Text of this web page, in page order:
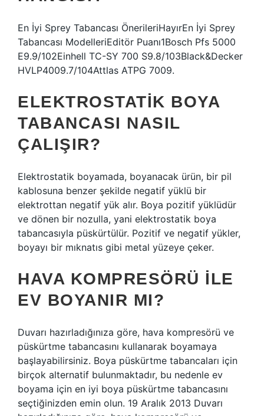
En İyi Sprey Tabancası ÖnerileriHayırEn İyi Sprey
Tabancası ModelleriEditör Puanı1Bosch Pfs 5000
E9.9/102Einhell TC-SY 700 S9.8/103Black&Decker
HVLP4009.7/104Attlas ATPG 7009.
ELEKTROSTATIK BOYA
TABANCASI NASIL
ÇALIŞIR?
Elektrostatik boyamada, boyanacak ürün, bir pil
kablosuna benzer şekilde negatif yüklü bir
elektrottan negatif yük alır. Boya pozitif yüklüdür
ve dönen bir nozulla, yani elektrostatik boya
tabancasıyla püskürtülür. Pozitif ve negatif yükler,
boyayı bir mıknatıs gibi metal yüzeye çeker.
HAVA KOMPRESÖRÜ ILE
EV BOYANIR MI?
Duvarı hazırladığınıza göre, hava kompresörü ve
püskürtme tabancasını kullanarak boyamaya
başlayabilirsiniz. Boya püskürtme tabancaları için
birçok alternatif bulunmaktadır, bu nedenle ev
boyama için en iyi boya püskürtme tabancasını
seçtiğinizden emin olun. 19 Aralık 2013 Duvarı